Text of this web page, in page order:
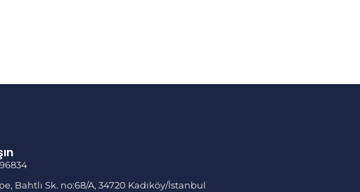
Bahtlı Sk. no:68/A, 34720 Kadıköy/İstanbul